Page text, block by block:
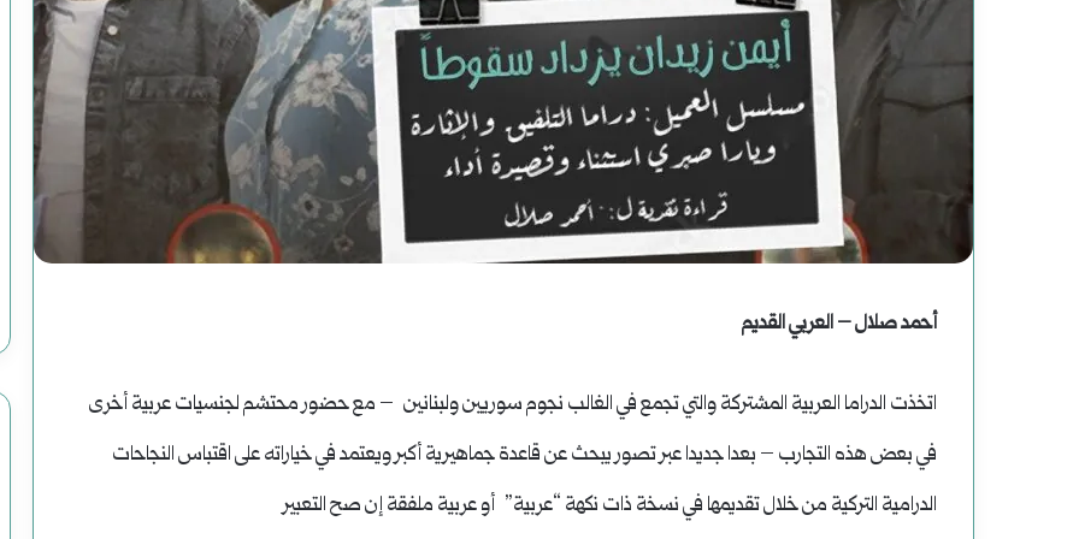
أحمد صلال – العربي القديم
اتخذت الدراما العربية المشتركة والتي تجمع في الغالب نجوم سوريين ولبنانين – مع حضور محتشم لجنسيات عربية أخرى
في بعض هذه التجارب – بعدا جديدا عبر تصور يبحث عن قاعدة جماهيرية أكبر ويعتمد في خياراته على اقتباس النجاحات
الدرامية التركية من خلال تقديمها في نسخة ذات نكهة “عربية” أو عربية ملفقة إن صح التعبير
سوريا
الحلم
(2)
هاوية
بعدأغسطس 2, 2025